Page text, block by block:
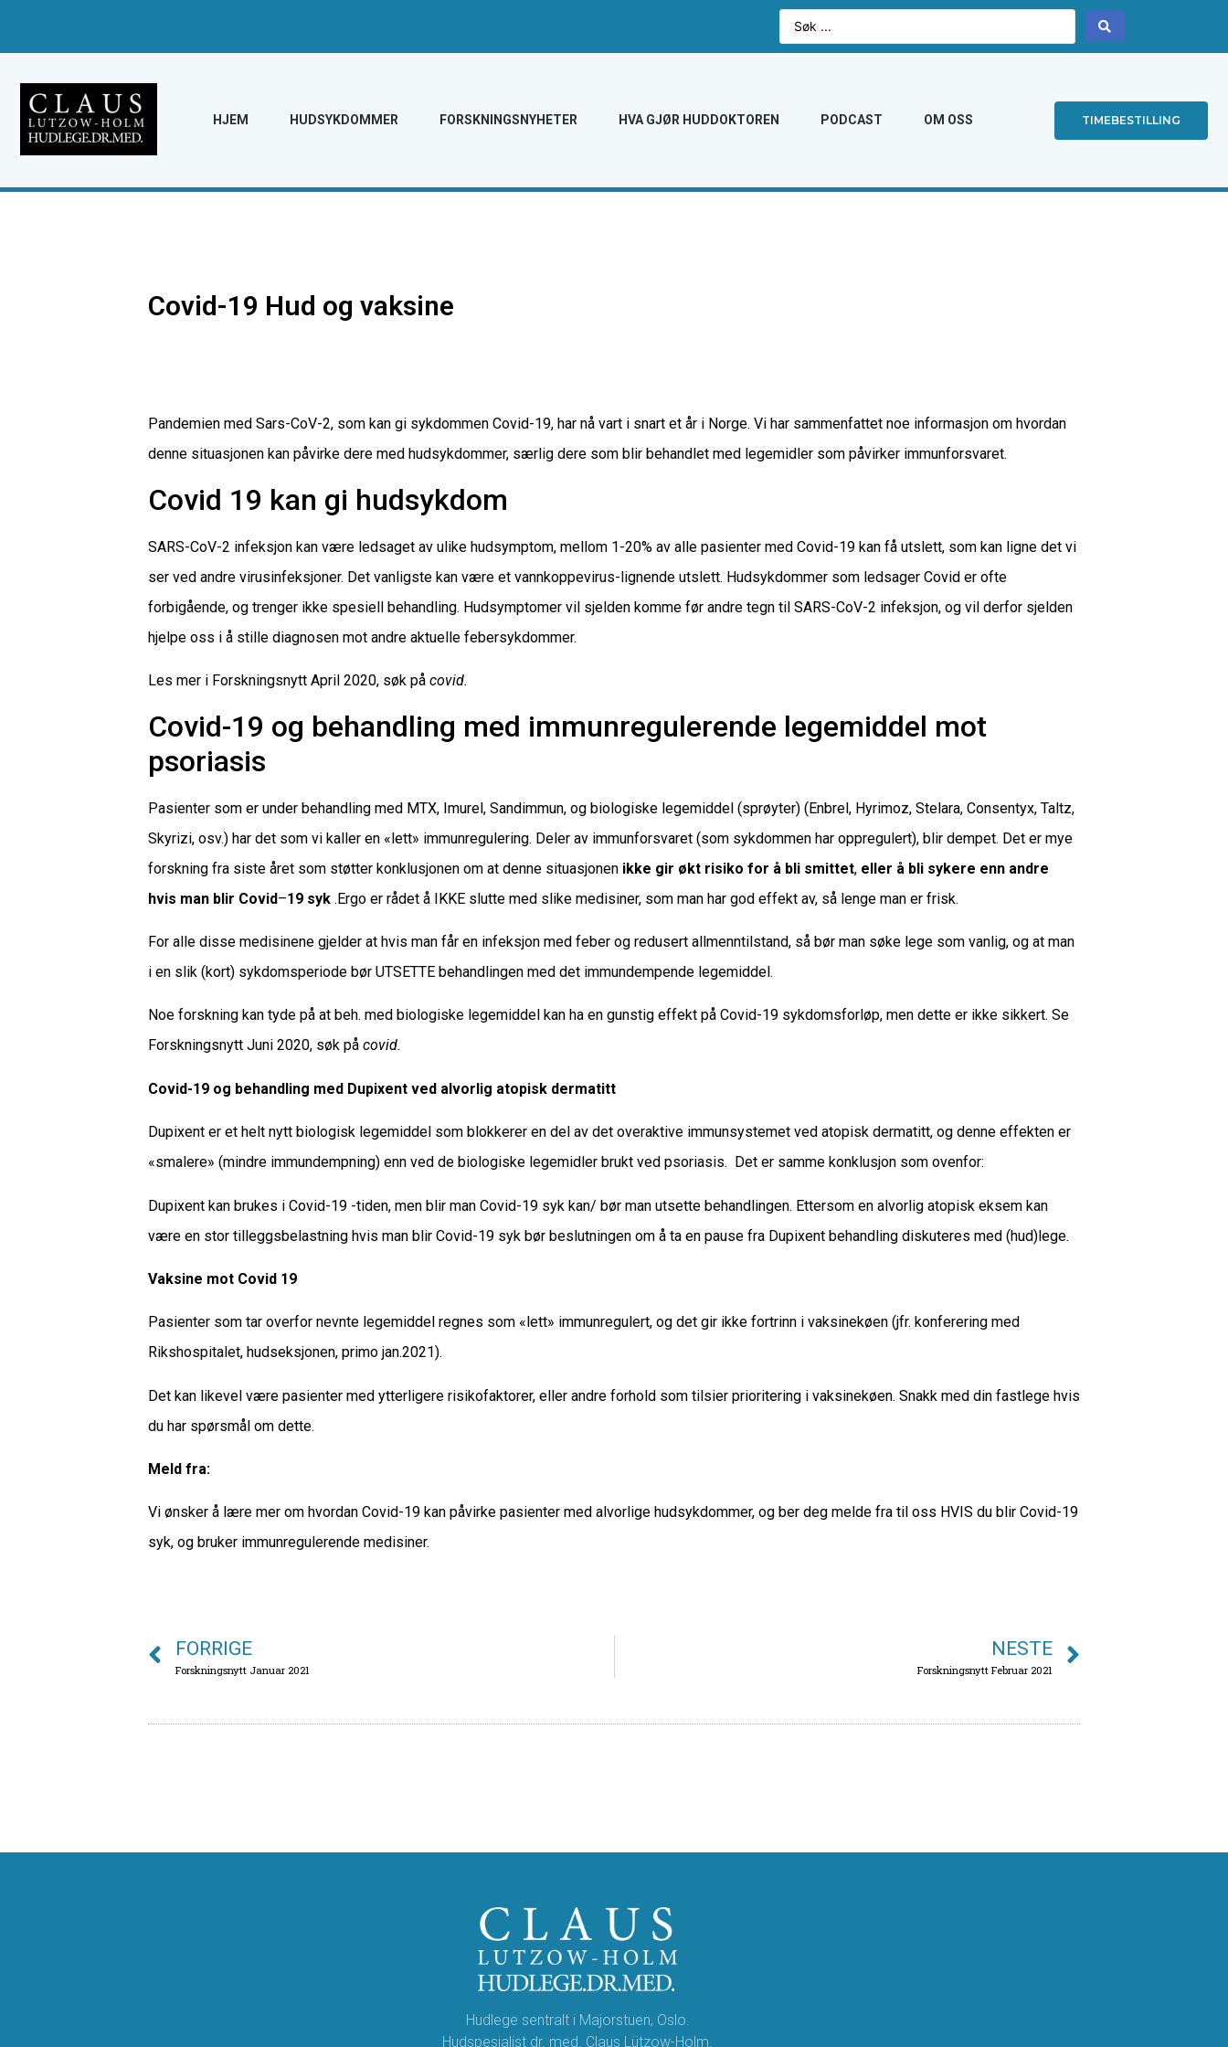
HJEM HUDSYKDOMMER FORSKNINGSNYHETER HVA GJØR HUDDOKTOREN PODCAST OM OSS TIMEBESTILLING
Covid-19 Hud og vaksine
Pandemien med Sars-CoV-2, som kan gi sykdommen Covid-19, har nå vart i snart et år i Norge. Vi har sammenfattet noe informasjon om hvordan
denne situasjonen kan påvirke dere med hudsykdommer, særlig dere som blir behandlet med legemidler som påvirker immunforsvaret.
Covid 19 kan gi hudsykdom
SARS-CoV-2 infeksjon kan være ledsaget av ulike hudsymptom, mellom 1-20% av alle pasienter med Covid-19 kan få utslett, som kan ligne det vi
ser ved andre virusinfeksjoner. Det vanligste kan være et vannkoppevirus-lignende utslett. Hudsykdommer som ledsager Covid er ofte
forbigående, og trenger ikke spesiell behandling. Hudsymptomer vil sjelden komme før andre tegn til SARS-CoV-2 infeksjon, og vil derfor sjelden
hjelpe oss i å stille diagnosen mot andre aktuelle febersykdommer.
Les mer i Forskningsnytt April 2020, søk på covid.
Covid-19 og behandling med immunregulerende legemiddel mot
psoriasis
Pasienter som er under behandling med MTX, Imurel, Sandimmun, og biologiske legemiddel (sprøyter) (Enbrel, Hyrimoz, Stelara, Consentyx, Taltz,
Skyrizi, osv.) har det som vi kaller en «lett» immunregulering. Deler av immunforsvaret (som sykdommen har oppregulert), blir dempet. Det er mye
forskning fra siste året som støtter konklusjonen om at denne situasjonen ikke gir økt risiko for å bli smittet, eller å bli sykere enn andre
hvis man blir Covid–19 syk .Ergo er rådet å IKKE slutte med slike medisiner, som man har god effekt av, så lenge man er frisk.
For alle disse medisinene gjelder at hvis man får en infeksjon med feber og redusert allmenntilstand, så bør man søke lege som vanlig, og at man
i en slik (kort) sykdomsperiode bør UTSETTE behandlingen med det immundempende legemiddel.
Noe forskning kan tyde på at beh. med biologiske legemiddel kan ha en gunstig effekt på Covid-19 sykdomsforløp, men dette er ikke sikkert. Se
Forskningsnytt Juni 2020, søk på covid.
Covid-19 og behandling med Dupixent ved alvorlig atopisk dermatitt
Dupixent er et helt nytt biologisk legemiddel som blokkerer en del av det overaktive immunsystemet ved atopisk dermatitt, og denne effekten er
«smalere» (mindre immundempning) enn ved de biologiske legemidler brukt ved psoriasis. Det er samme konklusjon som ovenfor:
Dupixent kan brukes i Covid-19 -tiden, men blir man Covid-19 syk kan/ bør man utsette behandlingen. Ettersom en alvorlig atopisk eksem kan
være en stor tilleggsbelastning hvis man blir Covid-19 syk bør beslutningen om å ta en pause fra Dupixent behandling diskuteres med (hud)lege.
Vaksine mot Covid 19
Pasienter som tar overfor nevnte legemiddel regnes som «lett» immunregulert, og det gir ikke fortrinn i vaksinekøen (jfr. konferering med
Rikshospitalet, hudseksjonen, primo jan.2021).
Det kan likevel være pasienter med ytterligere risikofaktorer, eller andre forhold som tilsier prioritering i vaksinekøen. Snakk med din fastlege hvis
du har spørsmål om dette.
Meld fra:
Vi ønsker å lære mer om hvordan Covid-19 kan påvirke pasienter med alvorlige hudsykdommer, og ber deg melde fra til oss HVIS du blir Covid-19
syk, og bruker immunregulerende medisiner.
FORRIGE
Forskningsnytt Januar 2021
NESTE
Forskningsnytt Februar 2021
Hudlege sentralt i Majorstuen, Oslo.
Hudspesialist dr. med. Claus Lützow-Holm.